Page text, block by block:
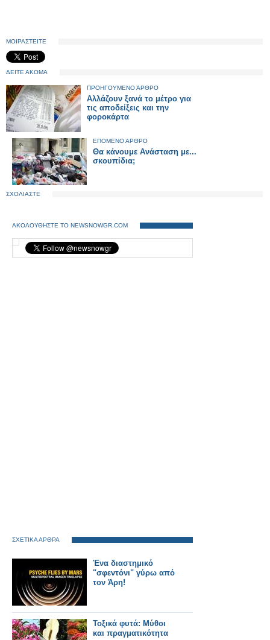
ΜΟΙΡΑΣΤΕΙΤΕ
ΔΕΙΤΕ ΑΚΟΜΑ
ΠΡΟΗΓΟΥΜΕΝΟ ΑΡΘΡΟ
Αλλάζουν ξανά το μέτρο για
τις αποδείξεις και την
φοροκάρτα
ΕΠΟΜΕΝΟ ΑΡΘΡΟ
Θα κάνουμε Ανάσταση με...
σκουπίδια;
ΣΧΟΛΙΑΣΤΕ
ΑΚΟΛΟΥΘΗΣΤΕ ΤΟ NEWSNOWGR.COM
ΣΧΕΤΙΚΑ ΑΡΘΡΑ
Ένα διαστημικό
"σφεντόνι" γύρω από
τον Άρη!
Τοξικά φυτά: Μύθοι
και πραγματικότητα